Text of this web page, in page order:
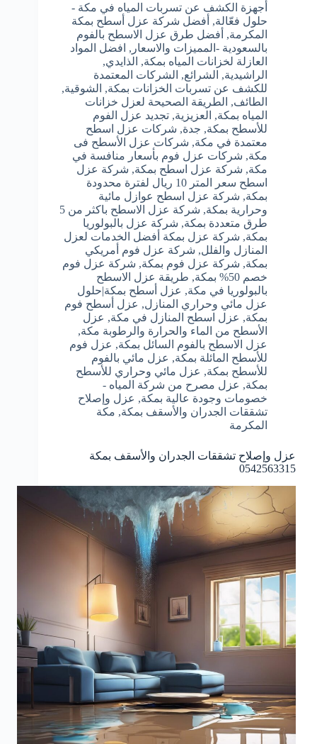
أجهزة الكشف عن تسربات المياه في مكة -
حلول فعّالة, أفضل شركة عزل أسطح بمكة
المكرمة, أفضل طرق عزل الاسطح بالفوم
بالسعودية -المميزات والاسعار , افضل المواد
العازلة لخزانات المياه بمكة, الذايدي,
الراشيدية, الشرائع, الشركات المعتمدة
للكشف عن تسربات الخزانات بمكة, الشوقية,
الطائف, الطريقة الصحيحة لعزل خزانات
المياه بمكة, العزيزية, تجديد عزل الفوم
للأسطح بمكة, جدة, شركات عزل اسطح
معتمدة في مكة, شركات عزل الأسطح فى
مكة, شركات عزل فوم بأسعار منافسة في
مكة, شركة عزل اسطح بمكة, شركة عزل
اسطح سعر المتر 10 ريال لفترة محدودة
بمكة, شركة عزل اسطح عوازل مائية
وحرارية بمكة,
شركة عزل الاسطح باكثر من 5
طرق متعددة بمكة, شركة عزل بالبولوريا
بمكة, شركة عزل بمكة أفضل الخدمات لعزل
المنازل والفلل, شركة عزل فوم أمريكي
بمكة, شركة عزل فوم بمكة, شركة عزل فوم
خصم 50% بمكة
, طريقة عزل الاسطح
بالبولوريا في مكة, عزل أسطح بمكة|حلول
عزل مائي وحراري المنازل, عزل أسطح فوم
بمكة, عزل اسطح المنازل في مكة, عزل
الأسطح من الماء والحرارة والرطوبة مكة,
عزل الاسطح بالفوم السائل بمكة, عزل فوم
للأسطح المائلة بمكة, عزل مائي بالفوم
للأسطح بمكة, عزل مائي وحراري للأسطح
بمكة, عزل مصرح من شركة المياه -
خصومات وجودة عالية بمكة, عزل وإصلاح
تشققات الجدران والأسقف بمكة, مكة
المكرمة
عزل وإصلاح تشققات الجدران والأسقف بمكة
0542563315